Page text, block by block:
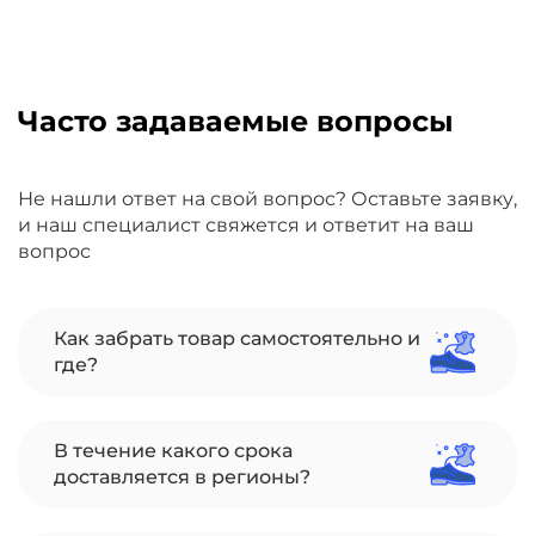
Часто задаваемые вопросы
Не нашли ответ на свой вопрос? Оставьте заявку,
и наш специалист свяжется и ответит на ваш
вопрос
Как забрать товар самостоятельно и
где?
В течение какого срока
доставляется в регионы?